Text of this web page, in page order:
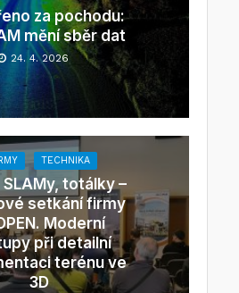
za pochodu:
mění sběr dat
24. 4. 2026
TECHNIKA
SLAMy, totálky –
setkání firmy
Moderní
při detailní
terénu ve
3D